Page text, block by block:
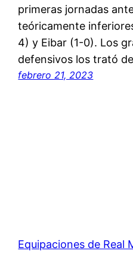
primeras jornadas
teóricamente
4) y Eibar (1-0). Los
defensivos los trató
febrero 21, 2023
Equipaciones de Real